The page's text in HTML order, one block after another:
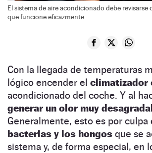
El sistema de aire acondicionado debe revisarse
que funcione eficazmente.
Con la llegada de temperaturas
lógico encender el climatizador
acondicionado del coche. Y al
generar un olor muy
Generalmente, esto es por culpa
bacterias y los hongos que se
sistema y, de forma especial, en